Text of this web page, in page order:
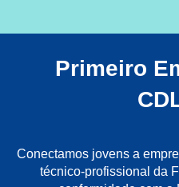
Primeiro
Conectamos jovens a
técnico-profissional da